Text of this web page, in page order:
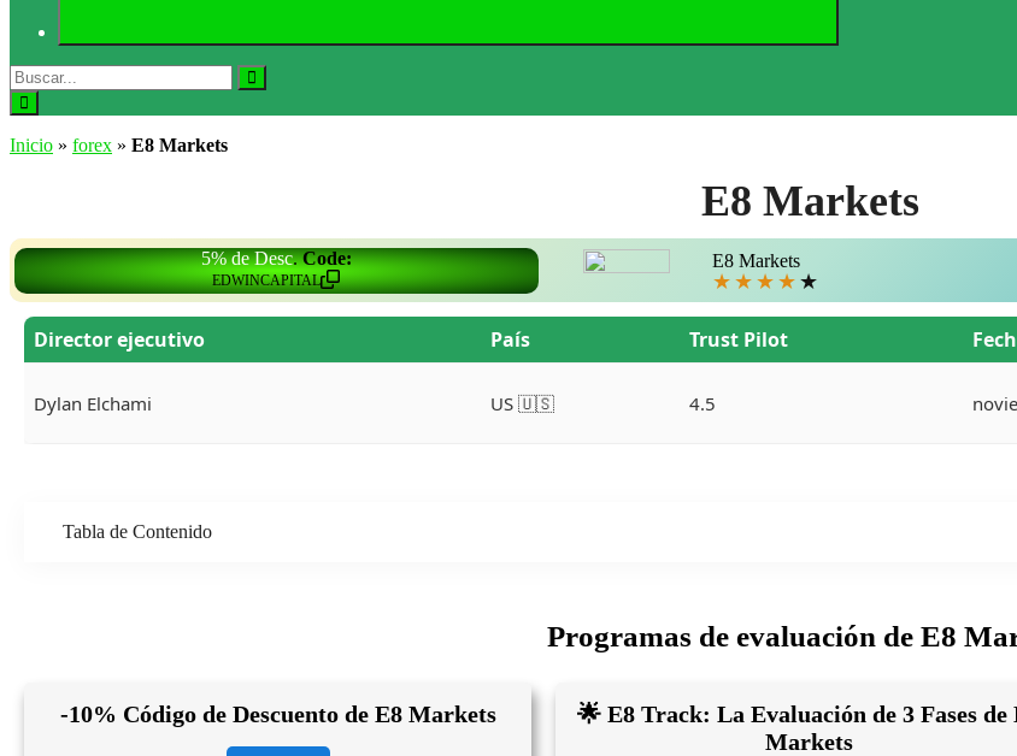
Buscar:
Abrir
el
buscador
Inicio » forex » E8 Markets
E8 Markets
5% de Desc.Code:
EDWINCAPITAL
E8 Markets
★ ★ ★ ★ ★
Director ejecutivo País Trust Pilot
Dylan Elchami US 🇺🇸 4.5
Tabla de Contenido
Programas de evaluación de E8
-10% Código de Descuento de E8 Markets
🌟 E8 Track: La Evaluación de 3 Fases de
Markets